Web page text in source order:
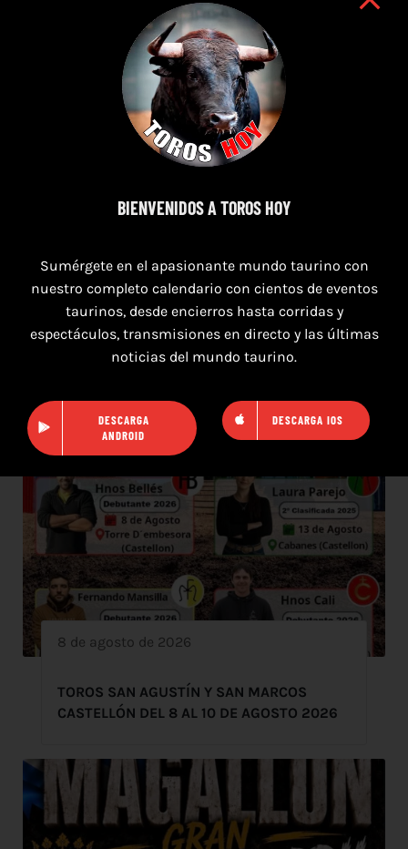
7 de agosto de 2026
8 de agosto de 2026
TOROS SAN AGUSTÍN Y SAN MARCOS
CASTELLÓN DEL 8 AL 10 DE AGOSTO 2026
BIENVENIDOS A TOROS HOY
Sumérgete en el apasionante mundo taurino con
nuestro completo calendario con cientos de eventos
taurinos, desde encierros hasta corridas y
espectáculos, transmisiones en directo y las últimas
noticias del mundo taurino.
DESCARGA
ANDROID
DESCARGA IOS